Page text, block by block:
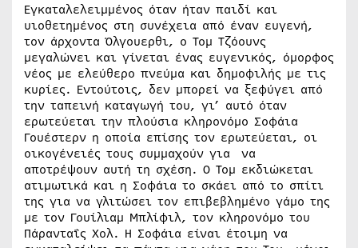
Εγκαταλελειμμένος όταν ήταν παιδί και
υιοθετημένος στη συνέχεια από έναν ευγενή,
τον άρχοντα Όλγουερθι, ο Τομ Τζόουνς
μεγαλώνει και γίνεται ένας ευγενικός, όμορφος
νέος με ελεύθερο πνεύμα και δημοφιλής με τις
κυρίες. Εντούτοις, δεν μπορεί να ξεφύγει από
την ταπεινή καταγωγή του, γι’ αυτό όταν
ερωτεύεται την πλούσια κληρονόμο Σοφάια
Γουέστερν η οποία επίσης τον ερωτεύεται, οι
οικογένειές τους συμμαχούν για να
αποτρέψουν αυτή τη σχέση. Ο Τομ εκδιώκεται
ατιμωτικά και η Σοφάια το σκάει από το σπίτι
της για να γλιτώσει τον επιβεβλημένο γάμο της
με τον Γουίλιαμ Μπλίφιλ, τον κληρονόμο του
Πάρανταΐς Χολ. Η Σοφάια είναι έτοιμη να